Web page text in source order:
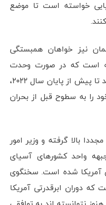
خواسته است تا موضع
نیز خواهان همبستگی
است که در صورت وحدت
رویه، کشورهای اروپایی می توانند تا پیش از پایان سال ۲۰۲۲،
را به سطوح قبل از بحران
بالا گرفته و وزیر امور
واحد کشورهای آسیای
آمریکا شده است. سخنگوی
دوران ابرقدرتی آمریکا